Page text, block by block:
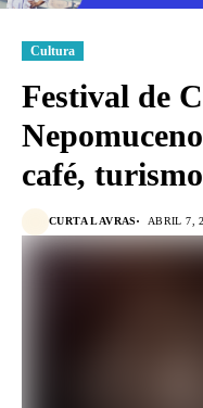
Cultura
Festival de
café,
CURTA LAVRAS ABRIL 7,